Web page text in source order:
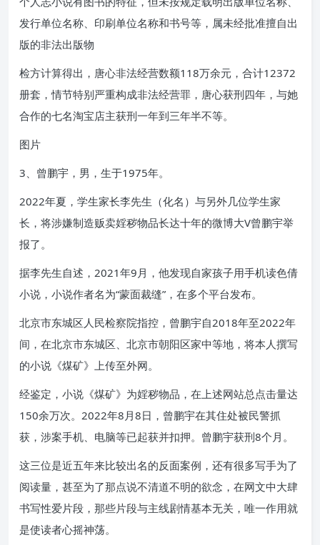
发行单位名称、印刷单位名称和书号等，属未经批准擅自出
版的非法出版物
检方计算得出，唐心非法经营数额118万余元，合计12372
册套，情节特别严重构成非法经营罪，唐心获刑四年，与她
合作的七名淘宝店主获刑一年到三年半不等。
图片
3、曾鹏宇，男，生于1975年。
2022年夏，学生家长李先生（化名）与另外几位学生家
长，将涉嫌制造贩卖婬秽物品长达十年的微博大V曾鹏宇举
报了。
据李先生自述，2021年9月，他发现自家孩子用手机读色倩
小说，小说作者名为“蒙面裁缝”，在多个平台发布。
北京市东城区人民检察院指控，曾鹏宇自2018年至2022年
间，在北京市东城区、北京市朝阳区家中等地，将本人撰写
的小说《煤矿》上传至外网。
经鉴定，小说《煤矿》为婬秽物品，在上述网站总点击量达
150余万次。2022年8月8日，曾鹏宇在其住处被民警抓
获，涉案手机、电脑等已起获并扣押。曾鹏宇获刑8个月。
这三位是近五年来比较出名的反面案例，还有很多写手为了
阅读量，甚至为了那点说不清道不明的欲念，在网文中大肆
书写性爱片段，那些片段与主线剧情基本无关，唯一作用就
是使读者心摇神荡。